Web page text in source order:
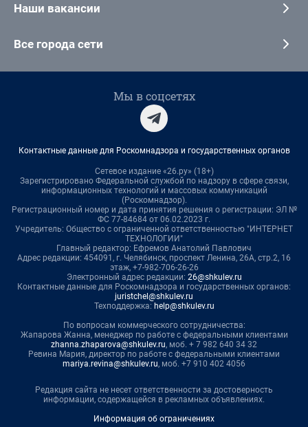
Наши вакансии
Все города сети
Мы в соцсетях
Контактные данные для Роскомнадзора и государственных органов
Сетевое издание «26.ру» (18+)
Зарегистрировано Федеральной службой по надзору в сфере связи,
информационных технологий и массовых коммуникаций
(Роскомнадзор).
Регистрационный номер и дата принятия решения о регистрации: ЭЛ №
ФС 77-84684 от 06.02.2023 г.
Учредитель: Общество с ограниченной ответственностью "ИНТЕРНЕТ
ТЕХНОЛОГИИ"
Главный редактор: Ефремов Анатолий Павлович
Адрес редакции: 454091, г. Челябинск, проспект Ленина, 26А, стр.2, 16
этаж, +7-982-706-26-26
Электронный адрес редакции: 26@shkulev.ru
Контактные данные для Роскомнадзора и государственных органов:
juristchel@shkulev.ru
Техподдержка: help@shkulev.ru
По вопросам коммерческого сотрудничества:
Жапарова Жанна, менеджер по работе с федеральными клиентами
zhanna.zhaparova@shkulev.ru, моб. + 7 982 640 34 32
Ревина Мария, директор по работе с федеральными клиентами
mariya.revina@shkulev.ru, моб. +7 910 402 4056
Редакция сайта не несет ответственности за достоверность
информации, содержащейся в рекламных объявлениях.
Информация об ограничениях